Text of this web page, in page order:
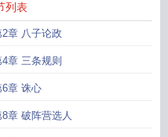
列表
2章 八子论政
4章 三条规则
6章 诛心
8章 破阵营选人